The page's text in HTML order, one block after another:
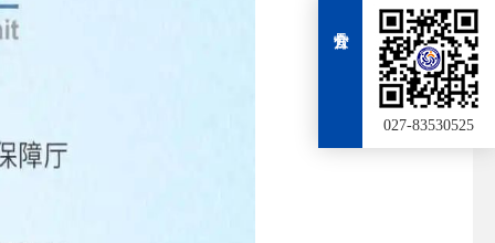
027-83530525